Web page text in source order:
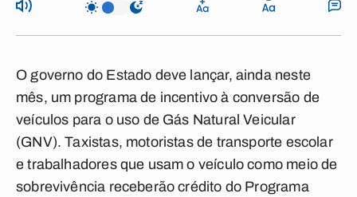
O governo do Estado deve lançar, ainda neste
mês, um programa de incentivo à conversão de
veículos para o uso de Gás Natural Veicular
(GNV). Taxistas, motoristas de transporte escolar
e trabalhadores que usam o veículo como meio de
sobrevivência receberão crédito do Programa